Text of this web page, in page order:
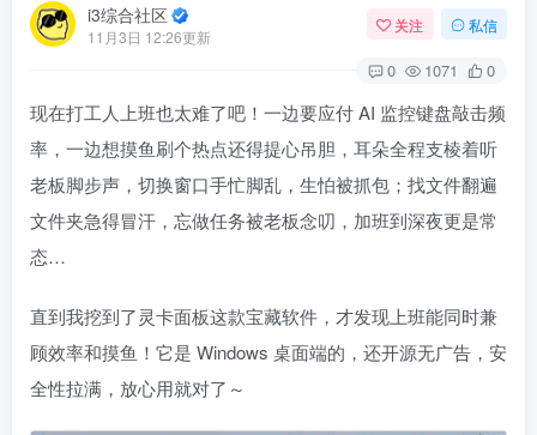
i3综合社区
11月3日 12:26更新
关注 私信
0 1071 0
现在打工人上班也太难了吧！一边要应付 AI 监控键盘敲击频
率，一边想摸鱼刷个热点还得提心吊胆，耳朵全程支棱着听
老板脚步声，切换窗口手忙脚乱，生怕被抓包；找文件翻遍
文件夹急得冒汗，忘做任务被老板念叨，加班到深夜更是常
态…
直到我挖到了灵卡面板这款宝藏软件，才发现上班能同时兼
顾效率和摸鱼！它是 Windows 桌面端的，还开源无广告，安
全性拉满，放心用就对了～